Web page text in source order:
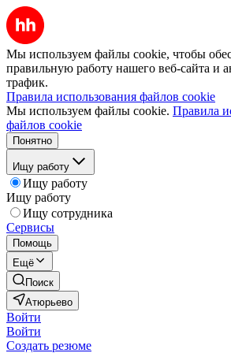
Мы используем файлы cookie, чтобы
правильную работу нашего веб-сайта и
трафик.
Правила использования файлов cookie
Мы используем файлы cookie. Правила
файлов cookie
Понятно
Ищу работу
Ищу работу
Ищу работу
Ищу сотрудника
Сервисы
Помощь
Ещё
Поиск
Атюрьево
Войти
Войти
Создать резюме